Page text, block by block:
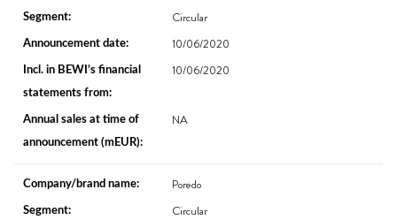
Circular
10/06/2020
10/06/2020
NA
Poredo
Circular